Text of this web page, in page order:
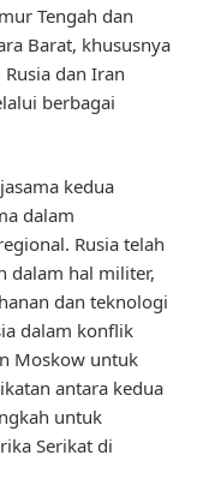
Tengah dan
Barat, khususnya
dan Iran
berbagai
kedua
dalam
Rusia telah
dalam hal militer,
dan teknologi
dalam konflik
Moskow untuk
antara kedua
untuk
Serikat di